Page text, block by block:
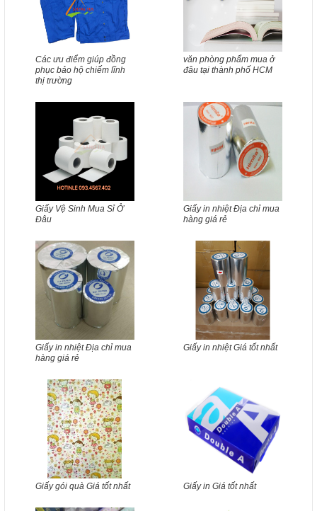
Các ưu điểm giúp đồng
phục bảo hộ chiếm lĩnh
thị trường
văn phòng phẩm mua ở
đâu tại thành phố HCM
Giấy Vệ Sinh Mua Sỉ Ở
Đâu
Giấy in nhiệt Địa chỉ mua
hàng giá rẻ
Giấy in nhiệt Địa chỉ mua
hàng giá rẻ
Giấy in nhiệt Giá tốt nhất
Giấy gói quà Giá tốt nhất Giấy in Giá tốt nhất